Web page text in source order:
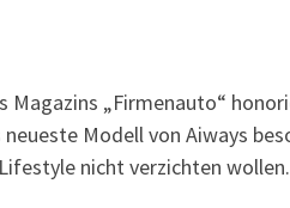
Magazins „Firmenauto“
Modell von Aiways
nicht verzichten wollen.